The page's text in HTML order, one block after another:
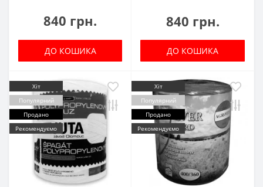
840 грн.
ДО КОШИКА
840 грн.
ДО КОШИКА
Хіт
Популярний
Продано
Рекомендуємо
Хіт
Популярний
Продано
Рекомендуємо